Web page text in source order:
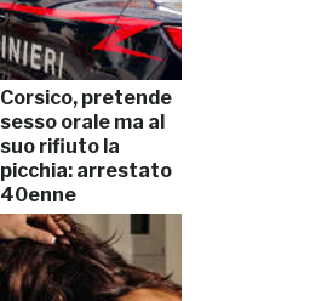
Corsico, pretende
sesso orale ma al
suo rifiuto la
picchia: arrestato
40enne